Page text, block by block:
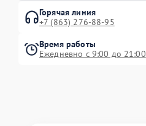
Горячая линия
+7 (863) 276-88-95
Время работы
Ежедневно с 9:00 до 21:00